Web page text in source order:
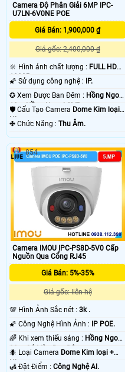
Camera Độ Phân Giải 6MP IPC-
U7LN-6V0NE POE
Giá Bán: 1,900,000 ₫
Giá gốc: 2,400,000 ₫
🔆 Hình ảnh chất lượng : FULL HD
1080P .
🌠 Sử dụng công nghệ :
IP.
✪ Xem Được Ban Đêm : Hồng Ngoại
10m Hồng Ngoại SMD.
🛡 Cấu Tạo Camera Dome Kim loại +
Nhựa.
️✤ Chức Năng : Thu Âm.
Camera IMOU IPC-PS8D-5V0 Cấp
Nguồn Qua Cổng RJ45
Giá Bán: 5%-35%
Giá gốc: liên hệ
💯 Hình Ảnh Sắc nét : 3k .
🌠 Công Nghệ Hình Ảnh :
IP POE.
🌈 Khi xem thiếu sáng : Hồng Ngoại
30m Có Màu Ban Ðêm.
🐜 Loại Camera Dome Kim loại +
Nhựa.
️🛃 Đặt Điểm : Công Nghệ AI.
854